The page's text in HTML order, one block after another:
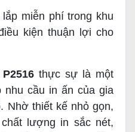
miễn phí trong khu
kiện thuận lợi cho
thực sự là một
nhu cầu in ấn của gia
Nhờ thiết kế nhỏ gọn,
lượng in sắc nét,